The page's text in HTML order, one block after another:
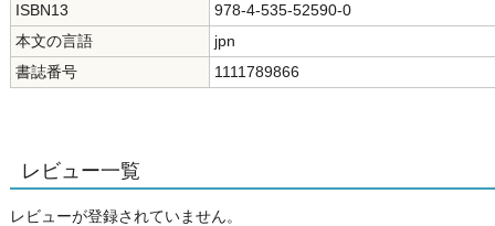
ISBN13
978-4-535-52590-0
本文の言語
jpn
書誌番号
1111789866
レビュー一覧
レビューが登録されていません。